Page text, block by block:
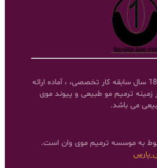
موسسه ترمیم موی وان با 18 سال سابقه کار تخصصی، ، آماده ارائه
زمینه ترمیم مو طبیعی و پیوند موی
می باشد.
به موسسه ترمیم موی وان است.
پارس